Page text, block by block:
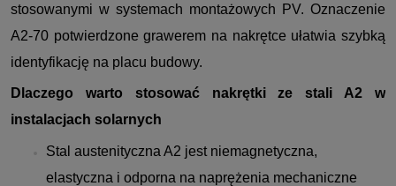
stosowanymi w systemach montażowych PV. Oznaczenie
A2-70 potwierdzone grawerem na nakrętce ułatwia szybką
identyfikację na placu budowy.
Dlaczego warto stosować nakrętki ze stali A2 w
instalacjach solarnych
Stal austenityczna A2 jest niemagnetyczna,
elastyczna i odporna na naprężenia mechaniczne